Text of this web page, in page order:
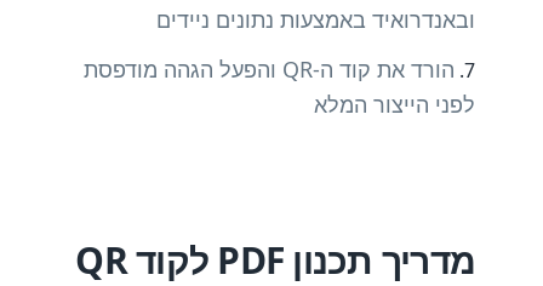
ובאנדרואיד באמצעות נתונים ניידים
הורד את קוד ה-QR והפעל הגהה מודפסת
לפני הייצור המלא
מדריך תכנון PDF לקוד QR